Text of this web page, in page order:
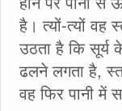
है। त्यों-त्यों वह
उठता है कि सूर्य
ढलने लगता है,
वह फिर पानी में